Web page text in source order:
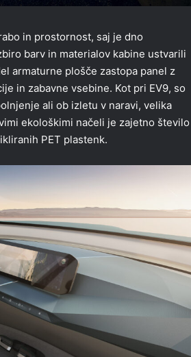
in prostornost, saj je dno
barv in materialov kabine ustvarili
armaturne plošče zastopa panel z
in zabavne vsebine. Kot pri EV9, so
ali ob izletu v naravi, velika
ekološkimi načeli je zajetno število
PET plastenk.